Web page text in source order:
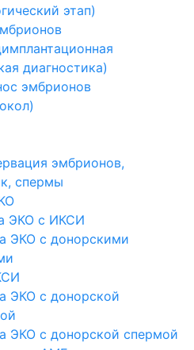
этап)
диагностика)
эмбрионов
эмбрионов,
спермы
ЭКО с ИКСИ
ЭКО с донорскими
ЭКО с донорской
ЭКО с донорской спермой